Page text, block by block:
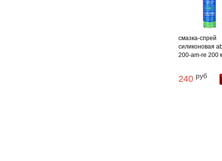
смазка-спрей
силиконовая
200-am-re 200
240 руб